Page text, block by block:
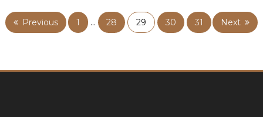
Previous 1 … 28 29 30 31 Next